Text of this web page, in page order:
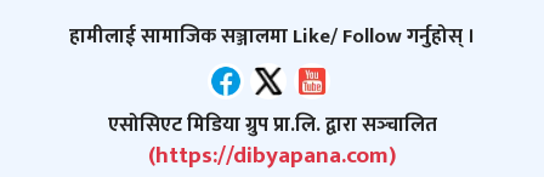
हामीलाई सामाजिक सञ्जालमा Like/ Follow गर्नुहोस् ।
एसोसिएट मिडिया ग्रुप प्रा.लि. द्वारा सञ्‍चालित
(https://dibyapana.com)